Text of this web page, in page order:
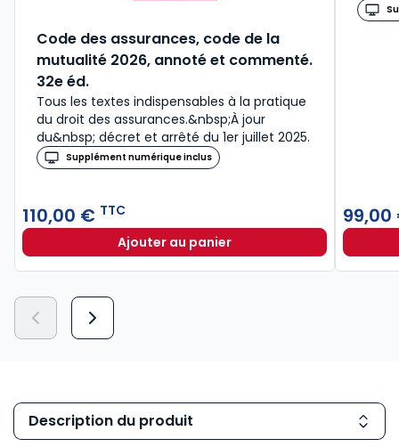
Code des assurances, code de la
mutualité 2026, annoté et commenté.
32e éd.
Tous les textes indispensables à la pratique
du droit des assurances.&nbsp;À jour
du&nbsp; décret et arrêté du 1er juillet 2025.
Supplément numérique inclus
110,00 € TTC
Ajouter au panierCode des assurances, code de la
Description du produit